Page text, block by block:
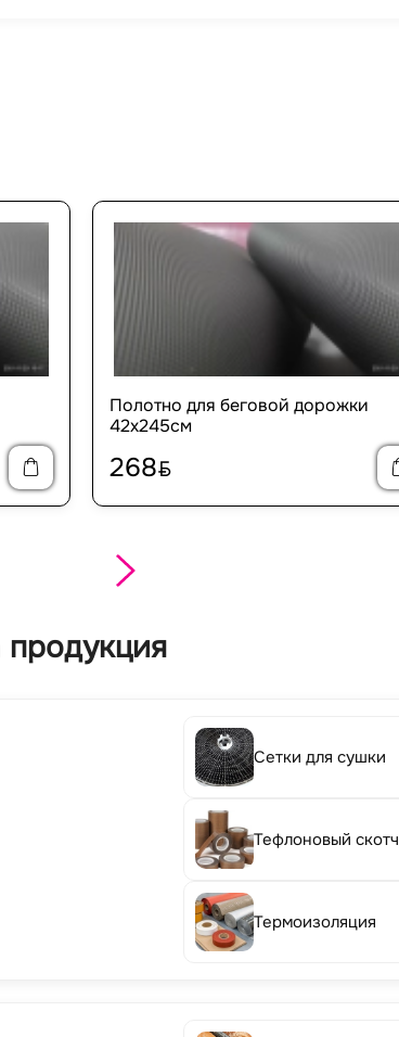
Полотно для беговой дорожки
42х245см
268BYN
Сетки для сушки
Тефлоновый скотч
Термоизоляция